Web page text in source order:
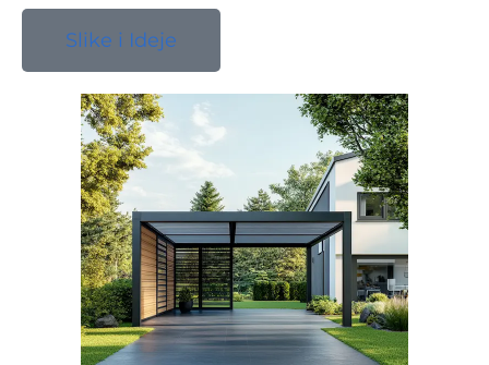
Slike i Ideje